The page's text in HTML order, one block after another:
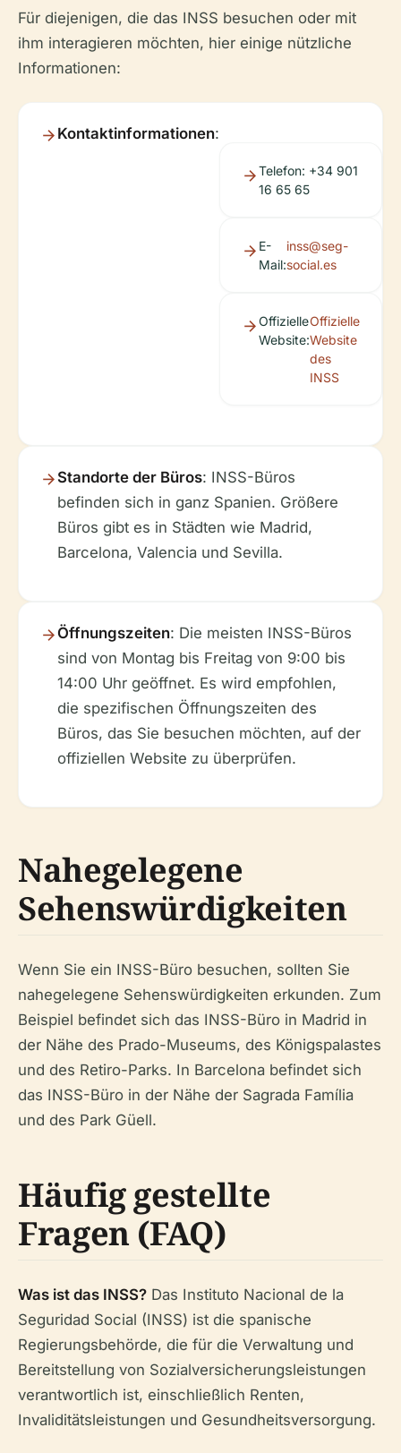
Für diejenigen, die das INSS besuchen oder mit
ihm interagieren möchten, hier einige nützliche
Informationen:
Kontaktinformationen:
Telefon: +34 901
16 65 65
E-
Mail:
inss@seg-
social.es
Offizielle
Website:
Offizielle
Website
des
INSS
Standorte der Büros: INSS-Büros
befinden sich in ganz Spanien. Größere
Büros gibt es in Städten wie Madrid,
Barcelona, Valencia und Sevilla.
Öffnungszeiten: Die meisten INSS-Büros
sind von Montag bis Freitag von 9:00 bis
14:00 Uhr geöffnet. Es wird empfohlen,
die spezifischen Öffnungszeiten des
Büros, das Sie besuchen möchten, auf der
offiziellen Website zu überprüfen.
Nahegelegene
Sehenswürdigkeiten
Wenn Sie ein INSS-Büro besuchen, sollten Sie
nahegelegene Sehenswürdigkeiten erkunden. Zum
Beispiel befindet sich das INSS-Büro in Madrid in
der Nähe des Prado-Museums, des Königspalastes
und des Retiro-Parks. In Barcelona befindet sich
das INSS-Büro in der Nähe der Sagrada Família
und des Park Güell.
Häufig gestellte
Fragen (FAQ)
Was ist das INSS? Das Instituto Nacional de la
Seguridad Social (INSS) ist die spanische
Regierungsbehörde, die für die Verwaltung und
Bereitstellung von Sozialversicherungsleistungen
verantwortlich ist, einschließlich Renten,
Invaliditätsleistungen und Gesundheitsversorgung.